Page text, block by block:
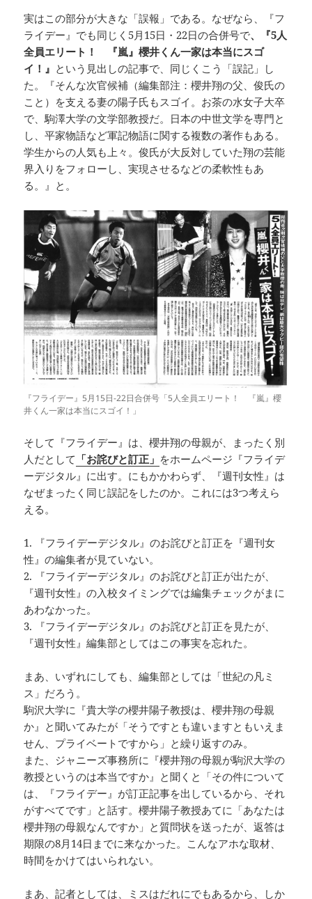
実はこの部分が大きな「誤報」である。なぜなら、『フ
ライデー』でも同じく5月15日・22日の合併号で、『5人
全員エリート！ 『嵐』櫻井くん一家は本当にスゴ
イ！』 という見出しの記事で、同じくこう「誤記」し
た。『そんな次官候補（編集部注：櫻井翔の父、俊氏の
こと）を支える妻の陽子氏もスゴイ。お茶の水女子大卒
で、駒澤大学の文学部教授だ。日本の中世文学を専門と
し、平家物語など軍記物語に関する複数の著作もある。
学生からの人気も上々。俊氏が大反対していた翔の芸能
界入りをフォローし、実現させるなどの柔軟性もあ
る。』と。
『フライデー』5月15日-22日合併号「5人全員エリート！ 『嵐』櫻
井くん一家は本当にスゴイ！」
そして『フライデー』は、櫻井翔の母親が、まったく別
人だとして 「お詫びと訂正」 をホームページ『フライデ
ーデジタル』に出す。にもかかわらず、『週刊女性』は
なぜまったく同じ誤記をしたのか。これには3つ考えら
える。
1. 『フライデーデジタル』のお詫びと訂正を『週刊女
性』の編集者が見ていない。
2. 『フライデーデジタル』のお詫びと訂正が出たが、
『週刊女性』の入校タイミングでは編集チェックがまに
あわなかった。
3. 『フライデーデジタル』のお詫びと訂正を見たが、
『週刊女性』編集部としてはこの事実を忘れた。
まあ、いずれにしても、編集部としては「世紀の凡ミ
ス」だろう。
駒沢大学に『貴大学の櫻井陽子教授は、櫻井翔の母親
か』と聞いてみたが「そうですとも違いますともいえま
せん、プライベートですから」と繰り返すのみ。
また、ジャニーズ事務所に『櫻井翔の母親が駒沢大学の
教授というのは本当ですか』と聞くと「その件について
は、『フライデー』が訂正記事を出しているから、それ
がすべてです」と話す。櫻井陽子教授あてに「あなたは
櫻井翔の母親なんですか」と質問状を送ったが、返答は
期限の8月14日までに来なかった。こんなアホな取材、
時間をかけてはいられない。
まあ、記者としては、ミスはだれにでもあるから、しか